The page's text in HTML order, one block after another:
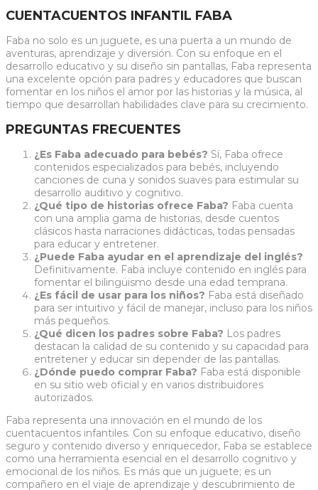
CUENTACUENTOS INFANTIL FABA
Faba no solo es un juguete, es una puerta a un mundo de
aventuras, aprendizaje y diversión. Con su enfoque en el
desarrollo educativo y su diseño sin pantallas, Faba representa
una excelente opción para padres y educadores que buscan
fomentar en los niños el amor por las historias y la música, al
tiempo que desarrollan habilidades clave para su crecimiento.
PREGUNTAS FRECUENTES
¿Es Faba adecuado para bebés? Sí, Faba ofrece
contenidos especializados para bebés, incluyendo
canciones de cuna y sonidos suaves para estimular su
desarrollo auditivo y cognitivo.
¿Qué tipo de historias ofrece Faba? Faba cuenta
con una amplia gama de historias, desde cuentos
clásicos hasta narraciones didácticas, todas pensadas
para educar y entretener.
¿Puede Faba ayudar en el aprendizaje del inglés?
Definitivamente. Faba incluye contenido en inglés para
fomentar el bilingüismo desde una edad temprana.
¿Es fácil de usar para los niños? Faba está diseñado
para ser intuitivo y fácil de manejar, incluso para los niños
más pequeños.
¿Qué dicen los padres sobre Faba? Los padres
destacan la calidad de su contenido y su capacidad para
entretener y educar sin depender de las pantallas.
¿Dónde puedo comprar Faba? Faba está disponible
en su sitio web oficial y en varios distribuidores
autorizados.
Faba representa una innovación en el mundo de los
cuentacuentos infantiles. Con su enfoque educativo, diseño
seguro y contenido diverso y enriquecedor, Faba se establece
como una herramienta esencial en el desarrollo cognitivo y
emocional de los niños. Es más que un juguete; es un
compañero en el viaje de aprendizaje y descubrimiento de